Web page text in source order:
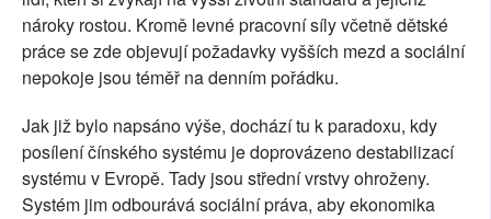
nároky rostou. Kromě levné pracovní síly včetně dětské
práce se zde objevují požadavky vyšších mezd a sociální
nepokoje jsou téměř na denním pořádku.
Jak již bylo napsáno výše, dochází tu k paradoxu, kdy
posílení čínského systému je doprovázeno destabilizací
systému v Evropě. Tady jsou střední vrstvy ohroženy.
Systém jim odbourává sociální práva, aby ekonomika